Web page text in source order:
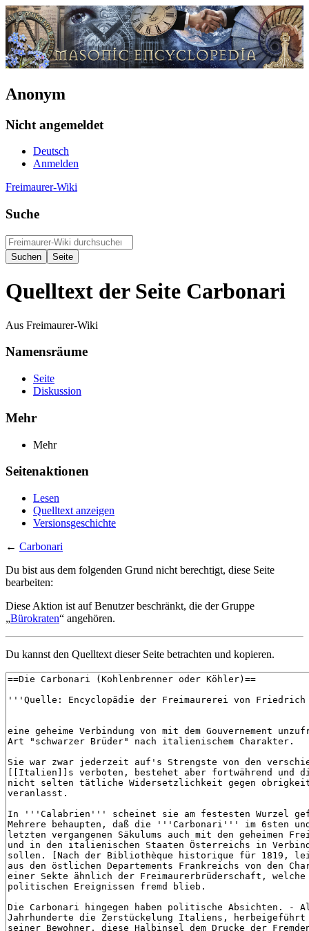
Anonym
Nicht angemeldet
Deutsch
Anmelden
Freimaurer-Wiki
Suche
Quelltext der Seite Carbonari
Aus Freimaurer-Wiki
Namensräume
Seite
Diskussion
Mehr
Mehr
Seitenaktionen
Lesen
Quelltext anzeigen
Versionsgeschichte
← Carbonari
Du bist aus dem folgenden Grund nicht berechtigt, diese Seite
bearbeiten:
Diese Aktion ist auf Benutzer beschränkt, die der Gruppe
„Bürokraten“ angehören.
Du kannst den Quelltext dieser Seite betrachten und kopieren.